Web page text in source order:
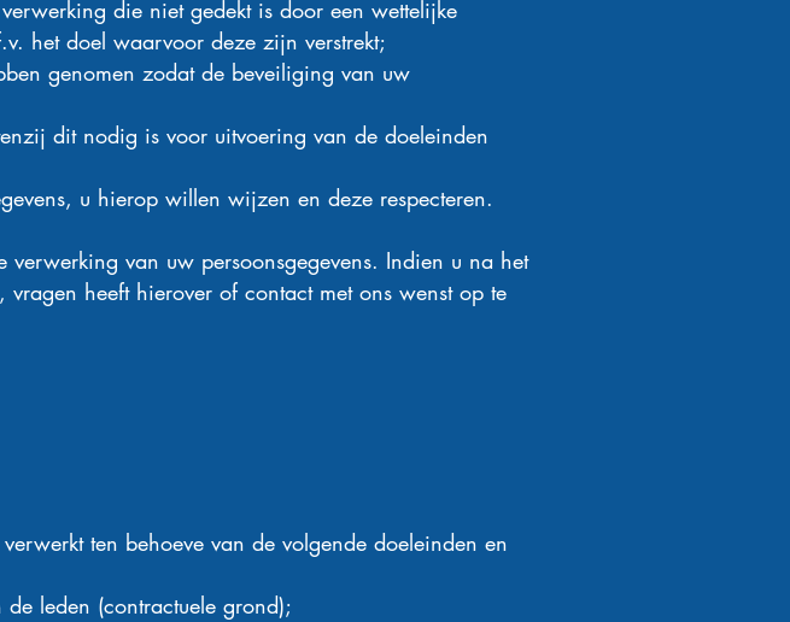
die niet gedekt is door een wettelijke
het doel waarvoor deze zijn verstrekt;
genomen zodat de beveiliging van uw
dit nodig is voor uitvoering van de doeleinden
u hierop willen wijzen en deze respecteren.
van uw persoonsgegevens. Indien u na het
heeft hierover of contact met ons wenst op te
ten behoeve van de volgende doeleinden en
leden (contractuele grond);